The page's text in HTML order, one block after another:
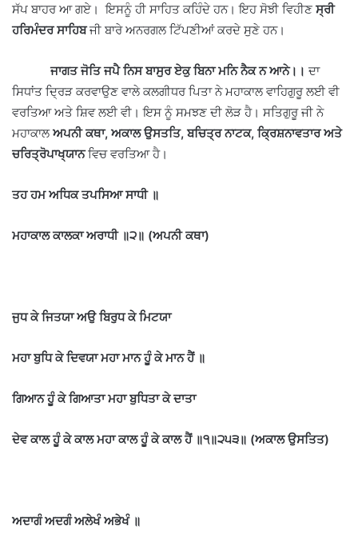
ਸੱਪ ਬਾਹਰ ਆ ਗਏ। ਇਸਨੂੰ ਹੀ ਸਾਹਿਤ ਕਹਿੰਦੇ ਹਨ। ਇਹ ਸੋਝੀ ਵਿਹੀਣ ਸ੍ਰੀ
ਹਰਿਮੰਦਰ ਸਾਹਿਬਜੀ ਬਾਰੇ ਅਨਰਗਲ ਟਿੱਪਣੀਆਂ ਕਰਦੇ ਸੁਣੇ ਹਨ।
ਜਾਗਤ ਜੋਤਿ ਜਪੈ ਨਿਸ ਬਾਸੁਰ ਏਕੁ ਬਿਨਾ ਮਨਿ ਨੈਕ ਨ ਆਨੇ।। ਦਾ
ਸਿਧਾਂਤ ਦ੍ਰਿੜ ਕਰਵਾਉਣ ਵਾਲੇ ਕਲਗੀਧਰ ਪਿਤਾ ਨੇ ਮਹਾਕਾਲ ਵਾਹਿਗੁਰੂ ਲਈ ਵੀ
ਵਰਤਿਆ ਅਤੇ ਸ਼ਿਵ ਲਈ ਵੀ। ਇਸ ਨੂੰ ਸਮਝਣ ਦੀ ਲੋੜ ਹੈ। ਸਤਿਗੁਰੂ ਜੀ ਨੇ
ਮਹਾਕਾਲਅਪਨੀ ਕਥਾ, ਅਕਾਲ ਉਸਤਤਿ, ਬਚਿਤ੍ਰ ਨਾਟਕ, ਕ੍ਰਿਸ਼ਨਾਵਤਾਰ ਅਤੇ
ਚਰਿਤ੍ਰੋਪਾਖ੍ਯਾਨਵਿਚ ਵਰਤਿਆ ਹੈ।
ਤਹ ਹਮ ਅਧਿਕ ਤਪਸਿਆ ਸਾਧੀ ॥
ਮਹਾਕਾਲ ਕਾਲਕਾ ਅਰਾਧੀ ॥੨॥ (ਅਪਨੀ ਕਥਾ)
ਜੁਧ ਕੇ ਜਿਤਯਾ ਅਉ ਬਿਰੁਧ ਕੇ ਮਿਟਯਾ
ਮਹਾ ਬੁਧਿ ਕੇ ਦਿਵਯਾ ਮਹਾ ਮਾਨ ਹੂੰ ਕੇ ਮਾਨ ਹੈਂ ॥
ਗਿਆਨ ਹੂੰ ਕੇ ਗਿਆਤਾ ਮਹਾ ਬੁਧਿਤਾ ਕੇ ਦਾਤਾ
ਦੇਵ ਕਾਲ ਹੂੰ ਕੇ ਕਾਲ ਮਹਾ ਕਾਲ ਹੂੰ ਕੇ ਕਾਲ ਹੈਂ ॥੧॥੨੫੩॥ (ਅਕਾਲ ਉਸਤਿਤ)
ਅਦਾਗੰ ਅਦਗੰ ਅਲੇਖੰ ਅਭੇਖੰ ॥